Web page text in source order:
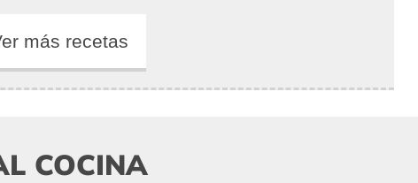
más recetas
COCINA